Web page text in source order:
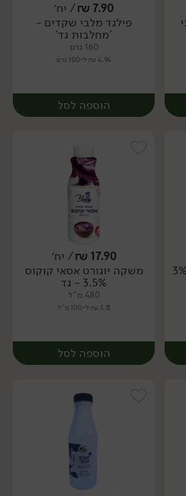
7.90
₪/ יח׳
פילגד מלבי שקדים -
'מחלבות גד'
160 גרם
4.94 ₪ ל-100 גרם
הוספה לסל
יח׳
משקה יוגורט לאסי מנגו 3%
17.90
₪/ יח׳
משקה יוגורט אסאי קוקוס
3.5% - גד
480 מ"ל
3.73 ₪ ל-100 מ"ל
הוספה לסל